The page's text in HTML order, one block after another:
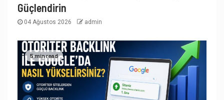
Güçlendirin
04 Ağustos 2026 admin
5 min read